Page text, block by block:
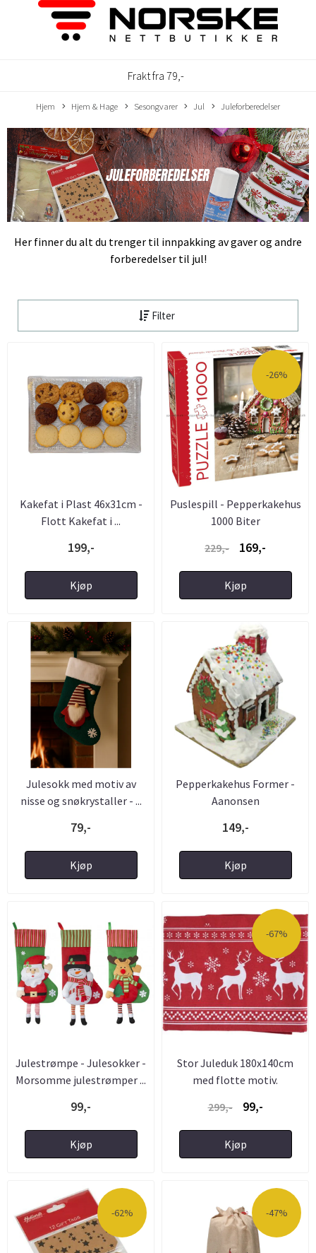
Frakt fra 79,-
Hjem Hjem & Hage Sesongvarer Jul Juleforberedelser
Her finner du alt du trenger til innpakking av gaver og andre
forberedelser til jul!
Filter
Kakefat i Plast 46x31cm -
Flott Kakefat i ...
199,-
Kjøp
-26%
Puslespill - Pepperkakehus
1000 Biter
229,-
169,-
Kjøp
Julesokk med motiv av
nisse og snøkrystaller - ...
79,-
Kjøp
Pepperkakehus Former -
Aanonsen
149,-
Kjøp
Julestrømpe - Julesokker -
Morsomme julestrømper ...
99,-
Kjøp
-67%
Stor Juleduk 180x140cm
med flotte motiv.
299,-
99,-
Kjøp
-62% -47%